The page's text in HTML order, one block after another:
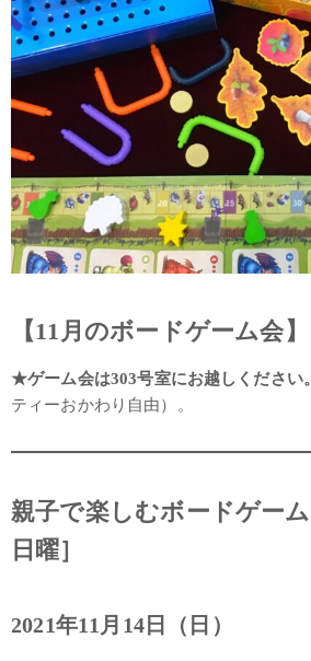
【11月のボードゲーム会】
★ゲーム会は303号室にお越しください
ティーおかわり自由）。
親子で楽しむボードゲー
日曜］
2021年11月14日（日）